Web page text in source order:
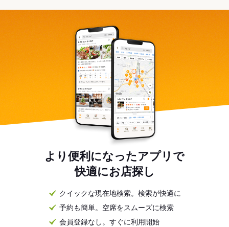
より便利になったアプリで
快適にお店探し
クイックな現在地検索。検索が快適に
予約も簡単。空席をスムーズに検索
会員登録なし。すぐに利用開始